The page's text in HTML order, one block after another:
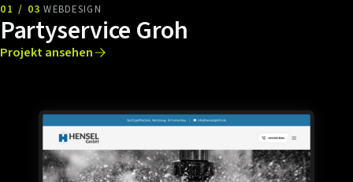
01 / 03 WEBDESIGN
Partyservice Groh
Projekt ansehen